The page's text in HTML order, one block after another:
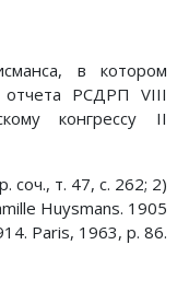
в котором
отчета РСДРП VIII
конгрессу II
соч., т. 47, с. 262; 2)
Huysmans. 1905
Paris, 1963, p. 86.